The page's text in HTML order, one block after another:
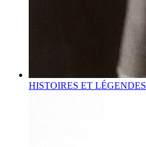
HISTOIRES ET LÉGENDES